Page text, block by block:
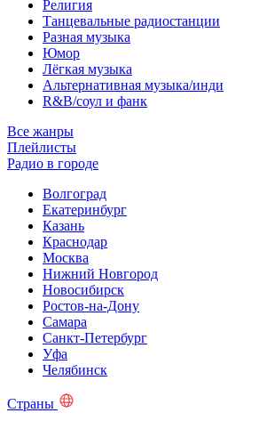
Религия
Танцевальные радиостанции
Разная музыка
Юмор
Лёгкая музыка
Альтернативная музыка/инди
R&B/cоул и фанк
Все жанры
Плейлисты
Радио в городе
Волгоград
Екатеринбург
Казань
Краснодар
Москва
Нижний Новгород
Новосибирск
Ростов-на-Дону
Самара
Санкт-Петербург
Уфа
Челябинск
Страны